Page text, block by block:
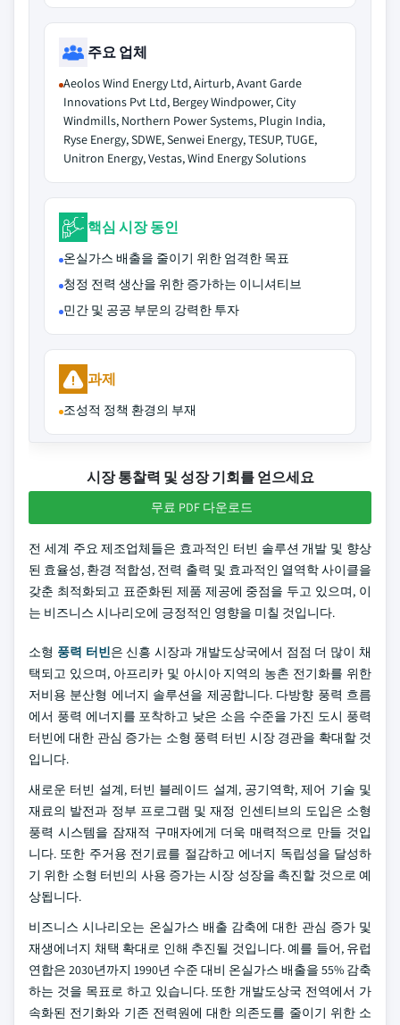
주요 업체
Aeolos Wind Energy Ltd, Airturb, Avant Garde
Innovations Pvt Ltd, Bergey Windpower, City
Windmills, Northern Power Systems, Plugin India,
Ryse Energy, SDWE, Senwei Energy, TESUP, TUGE,
Unitron Energy, Vestas, Wind Energy Solutions
핵심 시장 동인
온실가스 배출을 줄이기 위한 엄격한 목표
청정 전력 생산을 위한 증가하는 이니셔티브
민간 및 공공 부문의 강력한 투자
과제
조성적 정책 환경의 부재
시장 통찰력 및 성장 기회를 얻으세요
무료 PDF 다운로드
전 세계 주요 제조업체들은 효과적인 터빈 솔루션 개발 및 향상
된 효율성, 환경 적합성, 전력 출력 및 효과적인 열역학 사이클을
갖춘 최적화되고 표준화된 제품 제공에 중점을 두고 있으며, 이
는 비즈니스 시나리오에 긍정적인 영향을 미칠 것입니다.
소형 풍력 터빈은 신흥 시장과 개발도상국에서 점점 더 많이 채
택되고 있으며, 아프리카 및 아시아 지역의 농촌 전기화를 위한
저비용 분산형 에너지 솔루션을 제공합니다. 다방향 풍력 흐름
에서 풍력 에너지를 포착하고 낮은 소음 수준을 가진 도시 풍력
터빈에 대한 관심 증가는 소형 풍력 터빈 시장 경관을 확대할 것
입니다.
새로운 터빈 설계, 터빈 블레이드 설계, 공기역학, 제어 기술 및
재료의 발전과 정부 프로그램 및 재정 인센티브의 도입은 소형
풍력 시스템을 잠재적 구매자에게 더욱 매력적으로 만들 것입
니다. 또한 주거용 전기료를 절감하고 에너지 독립성을 달성하
기 위한 소형 터빈의 사용 증가는 시장 성장을 촉진할 것으로 예
상됩니다.
비즈니스 시나리오는 온실가스 배출 감축에 대한 관심 증가 및
재생에너지 채택 확대로 인해 추진될 것입니다. 예를 들어, 유럽
연합은 2030년까지 1990년 수준 대비 온실가스 배출을 55% 감축
하는 것을 목표로 하고 있습니다. 또한 개발도상국 전역에서 가
속화된 전기화와 기존 전력원에 대한 의존도를 줄이기 위한 소